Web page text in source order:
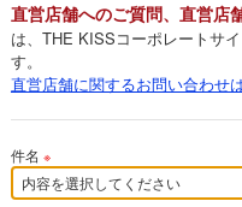
直営店舗へのご質問、直営店
は、THE KISSコーポレートサ
す。
直営店舗に関するお問い合わせ
件名 ※